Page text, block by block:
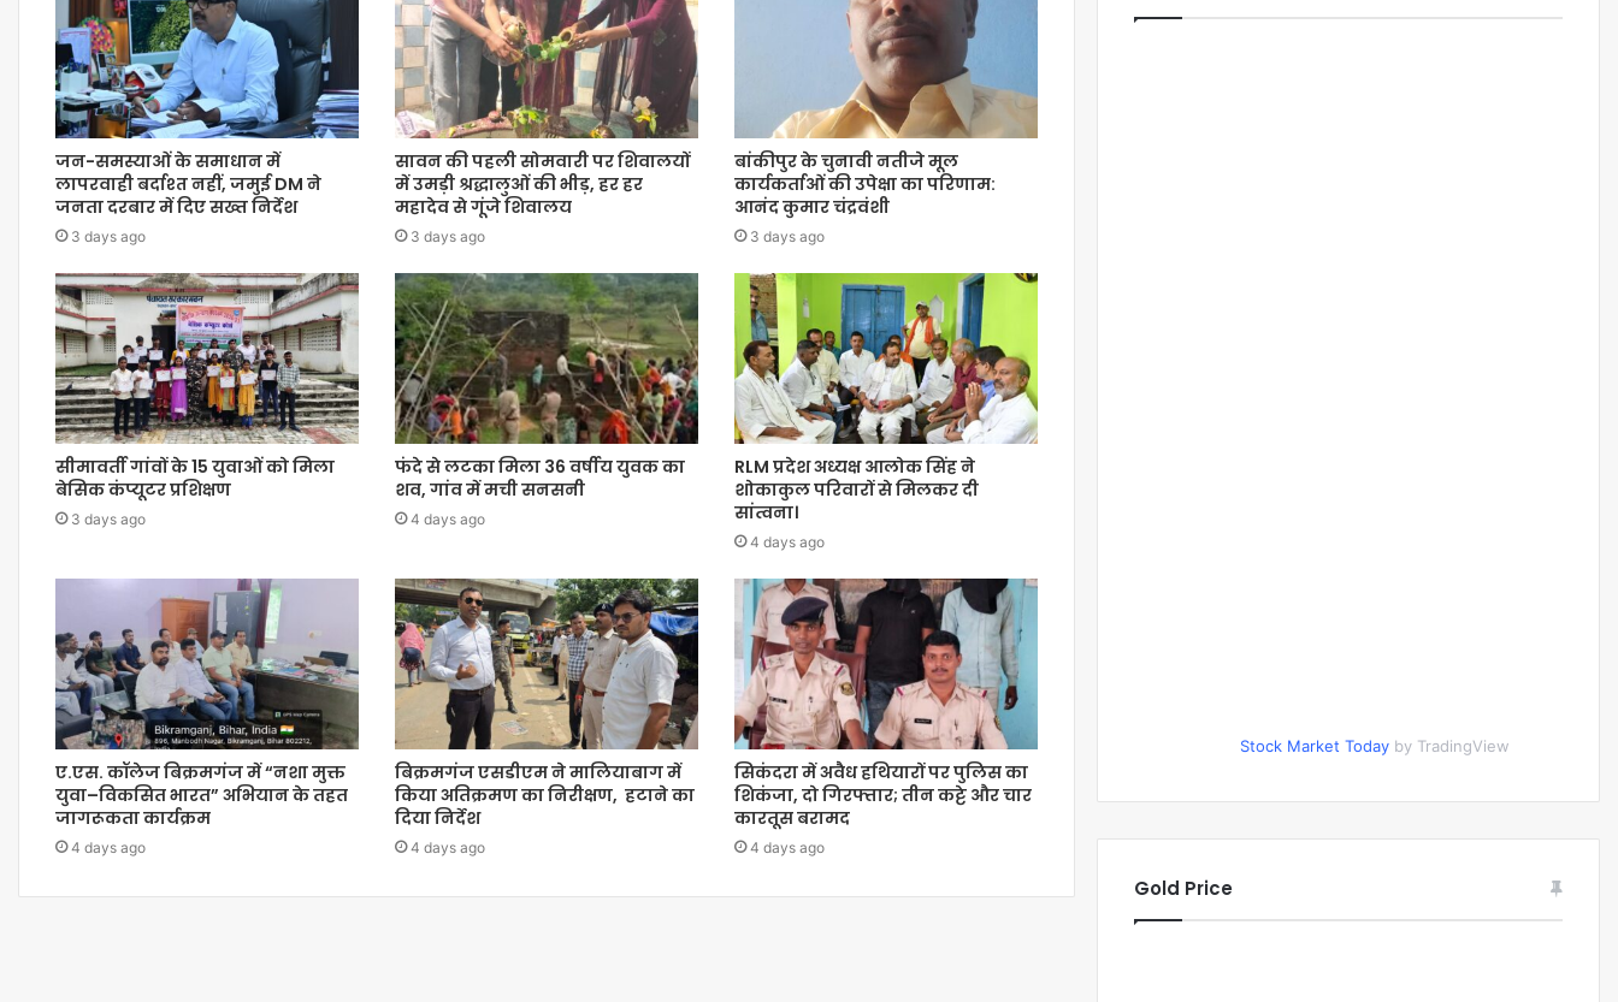
जन-समस्याओं के समाधान में
लापरवाही बर्दाश्त नहीं, जमुई DM ने
जनता दरबार में दिए सख्त निर्देश
3 days ago
सावन की पहली सोमवारी पर शिवालयों
में उमड़ी श्रद्धालुओं की भीड़, हर हर
महादेव से गूंजे शिवालय
3 days ago
बांकीपुर के चुनावी नतीजे मूल
कार्यकर्ताओं की उपेक्षा का परिणाम:
आनंद कुमार चंद्रवंशी
3 days ago
सीमावर्ती गांवों के 15 युवाओं को मिला
बेसिक कंप्यूटर प्रशिक्षण
3 days ago
फंदे से लटका मिला 36 वर्षीय युवक का
शव, गांव में मची सनसनी
4 days ago
RLM प्रदेश अध्यक्ष आलोक सिंह ने
शोकाकुल परिवारों से मिलकर दी
सांत्वना।
4 days ago
ए.एस. कॉलेज बिक्रमगंज में “नशा मुक्त
युवा–विकसित भारत” अभियान के तहत
जागरूकता कार्यक्रम
4 days ago
बिक्रमगंज एसडीएम ने मालियाबाग में
किया अतिक्रमण का निरीक्षण, हटाने का
दिया निर्देश
4 days ago
सिकंदरा में अवैध हथियारों पर पुलिस का
शिकंजा, दो गिरफ्तार; तीन कट्टे और चार
कारतूस बरामद
4 days ago
Stock Market Today by TradingView
Gold Price